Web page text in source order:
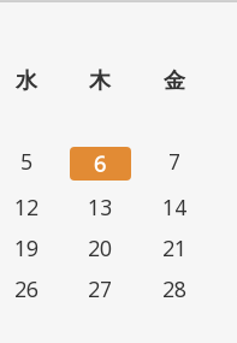
水 木 金
5 6 7
12 13 14
19 20 21
26 27 28